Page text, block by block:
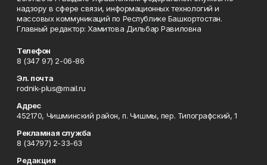
надзору в сфере связи, информационных технологий и
массовых коммуникаций по Республике Башкортостан.
Главный редактор: Хамитова Дильбар Равиловна
Телефон
8 (347 97) 2-06-86
Эл. почта
rodnik-plus@mail.ru
Адрес
452170, Чишминский район, п. Чишмы, пер. Типографский, 1
Рекламная служба
8 (34797) 2-33-63
Редакция